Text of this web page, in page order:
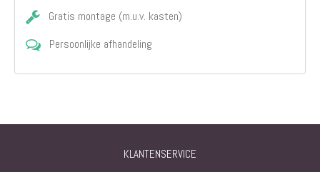
Gratis montage (m.u.v. kasten)
Persoonlijke afhandeling
KLANTENSERVICE